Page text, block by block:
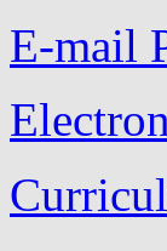
E-mail